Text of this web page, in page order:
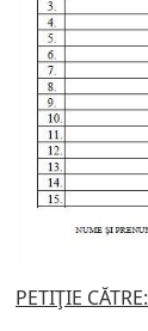
PETIŢIE CĂTRE: